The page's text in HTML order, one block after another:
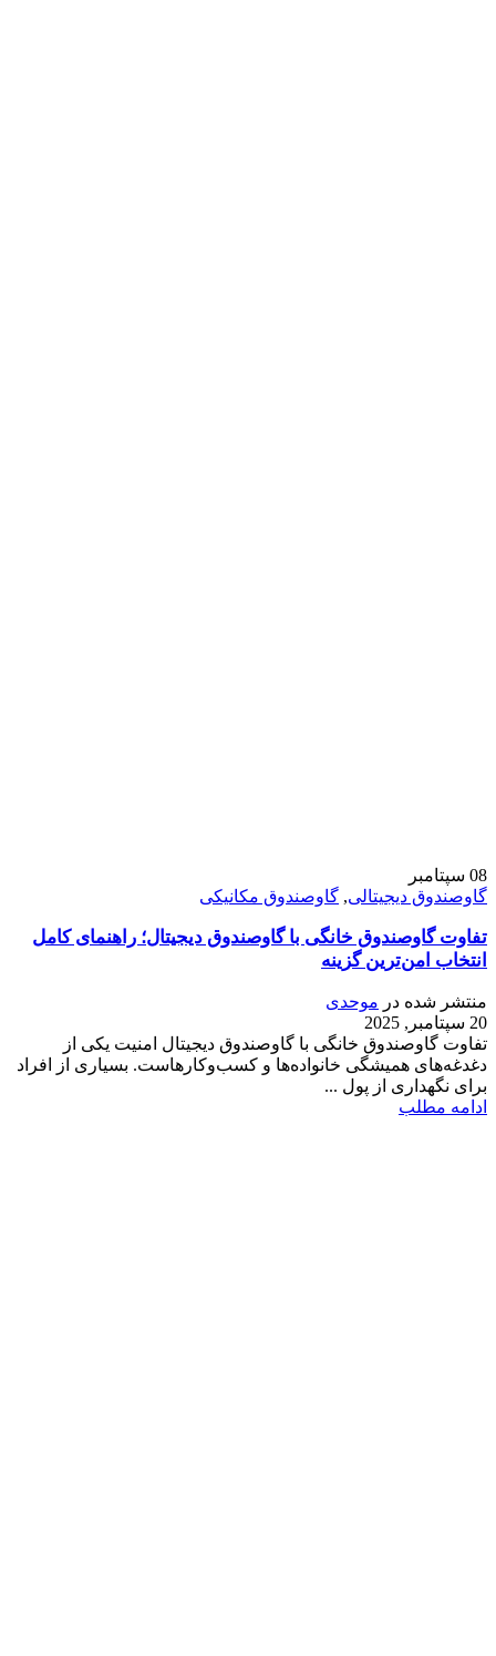
08 سپتامبر
گاوصندوق دیجیتالی, گاوصندوق مکانیکی
تفاوت گاوصندوق خانگی با گاوصندوق دیجیتال؛ راهنمای کامل
انتخاب امن‌ترین گزینه
منتشر شده در موحدی
20 سپتامبر, 2025
تفاوت گاوصندوق خانگی با گاوصندوق دیجیتال امنیت یکی از
دغدغه‌های همیشگی خانواده‌ها و کسب‌وکارهاست. بسیاری از افراد
برای نگهداری از پول ...
ادامه مطلب